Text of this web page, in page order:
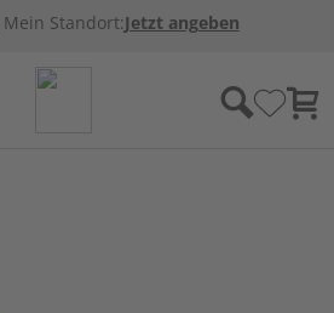
Mein Standort:Jetzt angeben